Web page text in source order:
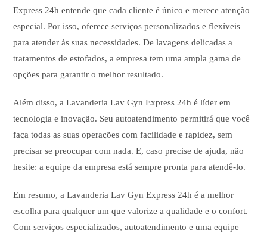
Express 24h entende que cada cliente é único e merece atenção
especial. Por isso, oferece serviços personalizados e flexíveis
para atender às suas necessidades. De lavagens delicadas a
tratamentos de estofados, a empresa tem uma ampla gama de
opções para garantir o melhor resultado.
Além disso, a Lavanderia Lav Gyn Express 24h é líder em
tecnologia e inovação. Seu autoatendimento permitirá que você
faça todas as suas operações com facilidade e rapidez, sem
precisar se preocupar com nada. E, caso precise de ajuda, não
hesite: a equipe da empresa está sempre pronta para atendê-lo.
Em resumo, a Lavanderia Lav Gyn Express 24h é a melhor
escolha para qualquer um que valorize a qualidade e o confort.
Com serviços especializados, autoatendimento e uma equipe